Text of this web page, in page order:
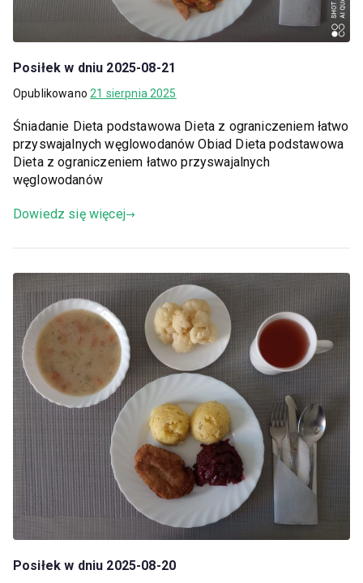
Posiłek w dniu 2025-08-21
Opublikowano21 sierpnia 2025
Śniadanie Dieta podstawowa Dieta z ograniczeniem łatwo
przyswajalnych węglowodanów Obiad Dieta podstawowa
Dieta z ograniczeniem łatwo przyswajalnych
węglowodanów
Dowiedz się więcej
Posiłek w dniu 2025-08-20